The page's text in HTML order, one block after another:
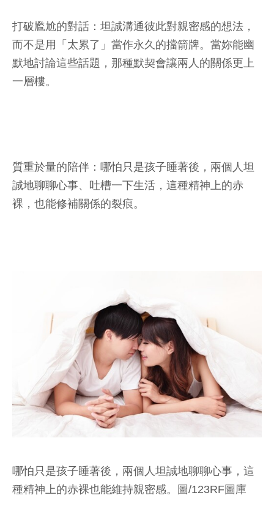
打破尷尬的對話：坦誠溝通彼此對親密感的想法，
而不是用「太累了」當作永久的擋箭牌。當妳能幽
默地討論這些話題，那種默契會讓兩人的關係更上
一層樓。
質重於量的陪伴：哪怕只是孩子睡著後，兩個人坦
誠地聊聊心事、吐槽一下生活，這種精神上的赤
裸，也能修補關係的裂痕。
哪怕只是孩子睡著後，兩個人坦誠地聊聊心事，這
種精神上的赤裸也能維持親密感。圖/123RF圖庫